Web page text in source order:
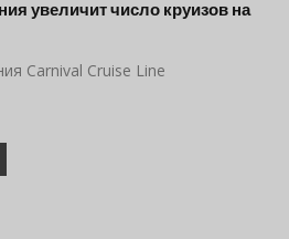
увеличит число круизов на
Carnival Cruise Line